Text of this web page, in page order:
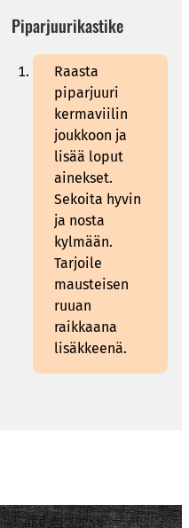
Piparjuurikastike
Raasta
piparjuuri
kermaviilin
joukkoon ja
lisää loput
ainekset.
Sekoita hyvin
ja nosta
kylmään.
Tarjoile
mausteisen
ruuan
raikkaana
lisäkkeenä.